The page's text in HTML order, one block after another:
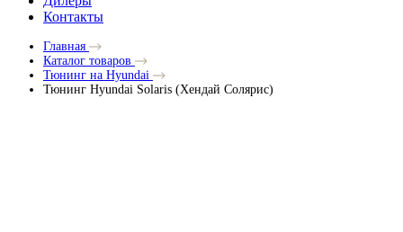
Контакты
Главная
Каталог товаров
Тюнинг на Hyundai
Тюнинг Hyundai Solaris (Хендай Солярис)